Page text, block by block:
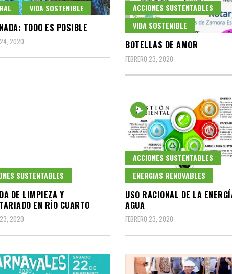
VIDA SOSTENIBLE
TODO ES POSIBLE
24, 2020
ACCIONES SUSTENTABLES
VIDA SOSTENIBLE
BOTELLAS DE AMOR
FEBRERO 23, 2020
SUSTENTABLES
DE LIMPIEZA Y
EN RÍO CUARTO
23, 2020
ACCIONES SUSTENTABLES
ENERGIAS RENOVABLES
USO RACIONAL DE LA
AGUA
FEBRERO 23, 2020